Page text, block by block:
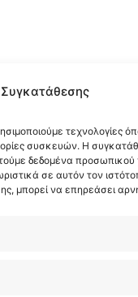
Συγκατάθεσης
τεχνολογίες
συσκευών. Η
δεδομένα
σε αυτόν τον
μπορεί να επηρεάσει